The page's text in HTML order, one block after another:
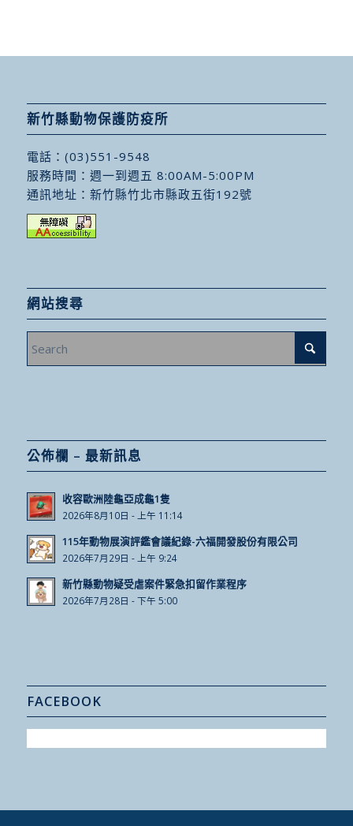
新竹縣動物保護防疫所
電話： (03)551-9548
服務時間：週一到週五 8:00AM-5:00PM
通訊地址： 新竹縣竹北市縣政五街192號
網站搜尋
公佈欄 – 最新訊息
收容歐洲陸龜亞成龜1隻
2026年8月10日 - 上午 11:14
115年動物展演評鑑會議紀錄-六福開發股份有限公司
2026年7月29日 - 上午 9:24
新竹縣動物疑受虐案件緊急扣留作業程序
2026年7月28日 - 下午 5:00
FACEBOOK